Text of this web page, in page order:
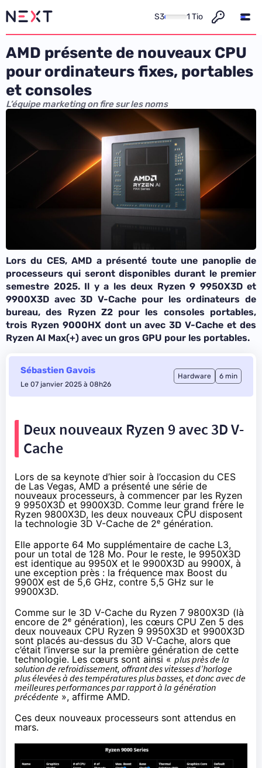
S3 1 Tio
AMD présente de nouveaux CPU
pour ordinateurs fixes, portables
et consoles
L’équipe marketing on fire sur les noms
Lors du CES, AMD a présenté toute une panoplie de
processeurs qui seront disponibles durant le premier
semestre 2025. Il y a les deux Ryzen 9 9950X3D et
9900X3D avec 3D V-Cache pour les ordinateurs de
bureau, des Ryzen Z2 pour les consoles portables,
trois Ryzen 9000HX dont un avec 3D V-Cache et des
Ryzen AI Max(+) avec un gros GPU pour les portables.
Sébastien Gavois
Le 07 janvier 2025 à 08h26
Hardware 6 min
Deux nouveaux Ryzen 9 avec 3D V-
Cache
Lors de sa keynote d’hier soir à l’occasion du CES
de Las Vegas, AMD a présenté une série de
nouveaux processeurs, à commencer par les Ryzen
9 9950X3D et 9900X3D. Comme leur grand frère le
Ryzen 9800X3D, les deux nouveaux CPU disposent
la technologie 3D V-Cache de 2ᵉ génération.
Elle apporte 64 Mo supplémentaire de cache L3,
pour un total de 128 Mo. Pour le reste, le 9950X3D
est identique au 9950X et le 9900X3D au 9900X, à
une exception près : la fréquence max Boost du
9900X est de 5,6 GHz, contre 5,5 GHz sur le
9900X3D.
Comme sur le 3D V-Cache du Ryzen 7 9800X3D (là
encore de 2ᵉ génération), les cœurs CPU Zen 5 des
deux nouveaux CPU Ryzen 9 9950X3D et 9900X3D
sont placés au-dessus du 3D V-Cache, alors que
c’était l’inverse sur la première génération de cette
technologie. Les cœurs sont ainsi « plus près de la
solution de refroidissement, offrant des vitesses d’horloge
plus élevées à des températures plus basses, et donc avec de
meilleures performances par rapport à la génération
précédente », affirme AMD.
Ces deux nouveaux processeurs sont attendus en
mars.